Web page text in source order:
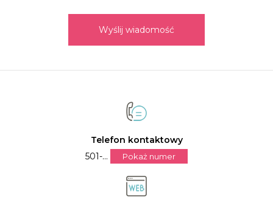
Wyślij wiadomość
Telefon kontaktowy
501-...
Pokaż numer